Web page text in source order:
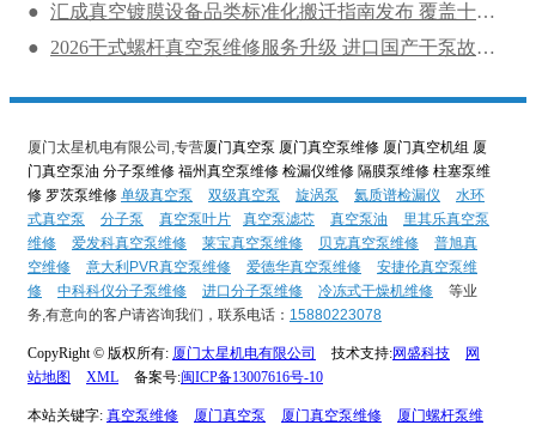
汇成真空镀膜设备品类标准化搬迁指南发布 覆盖十类实操助力复产
2026干式螺杆真空泵维修服务升级 进口国产干泵故障清洗保养到厂服务
厦门太星机电有限公司,专营厦门真空泵 厦门真空泵维修 厦门真空机组 厦
门真空泵油 分子泵维修 福州真空泵维修 检漏仪维修 隔膜泵维修 柱塞泵维
修 罗茨泵维修 单级真空泵 双级真空泵 旋涡泵 氦质谱检漏仪
水环
式真空泵
分子泵 真空泵叶片 真空泵滤芯 真空泵油
里其乐真空泵
维修
爱发科真空泵维修 莱宝真空泵维修 贝克真空泵维修
普旭真
空维修
意大利PVR真空泵维修 爱德华真空泵维修
安捷伦真空泵维
修
中科科仪分子泵维修 进口分子泵维修 冷冻式干燥机维修
等业
务,有意向的客户请咨询我们，联系电话： 15880223078
CopyRight © 版权所有: 厦门太星机电有限公司 技术支持:网盛科技
网
站地图
XML 备案号:闽ICP备13007616号-10
本站关键字: 真空泵维修 厦门真空泵 厦门真空泵维修 厦门螺杆泵维